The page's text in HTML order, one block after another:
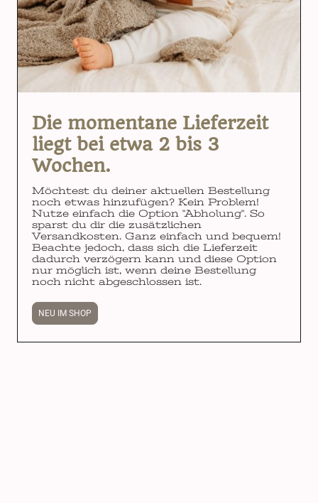
Die momentane Lieferzeit
liegt bei etwa 2 bis 3
Wochen.
Möchtest du deiner aktuellen Bestellung
noch etwas hinzufügen? Kein Problem!
Nutze einfach die Option "Abholung". So
sparst du dir die zusätzlichen
Versandkosten. Ganz einfach und bequem!
Beachte jedoch, dass sich die Lieferzeit
dadurch verzögern kann und diese Option
nur möglich ist, wenn deine Bestellung
noch nicht abgeschlossen ist.
NEU IM SHOP